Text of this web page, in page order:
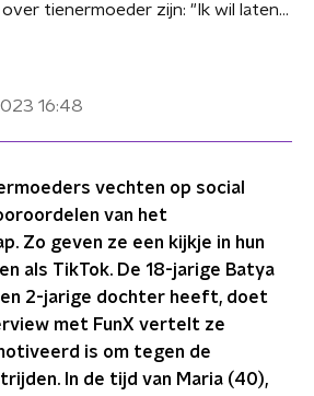
Batya (18) over tienermoeder zijn: "Ik wil laten zien dat ik het ook kan"
16:48
vechten op social
van het
Zo geven ze een kijkje in hun
als TikTok. De 18-jarige Batya
2-jarige dochter heeft, doet
met FunX vertelt ze
is om tegen de
In de tijd van Maria (40),